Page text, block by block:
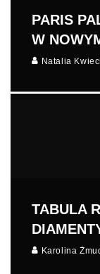
PARIS
W
Natalia
TABULA
Karolina